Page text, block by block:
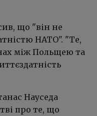
що "він не
НАТО". "Те,
між Польщею та
Науседа
про те, що